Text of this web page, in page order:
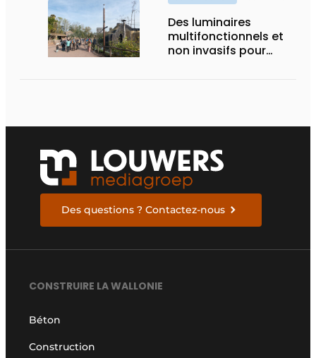
Des luminaires
multifonctionnels et
non invasifs pour
Des questions ? Contactez-nous
CONSTRUIRE LA WALLONIE
Béton
Construction